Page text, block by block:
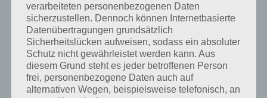
Zu Palme haben wir zunächst keine weiteren Informationen parat!
Auf WhatsApp teilen Teilen auf Facebook
verarbeiteten personenbezogenen Daten
sicherzustellen. Dennoch können Internetbasierte
Datenübertragungen grundsätzlich
Sicherheitslücken aufweisen, sodass ein absoluter
Schutz nicht gewährleistet werden kann. Aus
diesem Grund steht es jeder betroffenen Person
frei, personenbezogene Daten auch auf
alternativen Wegen, beispielsweise telefonisch, an